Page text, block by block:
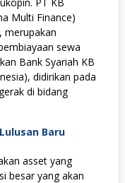
Multi Finance)
merupakan
sewa
Bank Syariah KB
didirikan pada
di bidang
Baru
asset yang
besar yang akan